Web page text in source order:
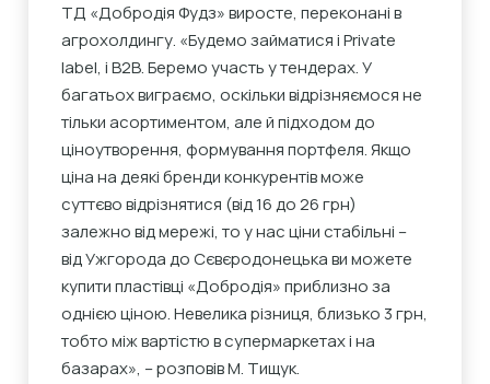
ТД «Добродія Фудз» виросте, переконані в
агрохолдингу. «Будемо займатися і Private
label, і В2В. Беремо участь у тендерах. У
багатьох виграємо, оскільки відрізняємося не
тільки асортиментом, але й підходом до
ціноутворення, формування портфеля. Якщо
ціна на деякі бренди конкурентів може
суттєво відрізнятися (від 16 до 26 грн)
залежно від мережі, то у нас ціни стабільні –
від Ужгорода до Сєвєродонецька ви можете
купити пластівці «Добродія» приблизно за
однією ціною. Невелика різниця, близько 3 грн,
тобто між вартістю в супермаркетах і на
базарах», – розповів М. Тищук.